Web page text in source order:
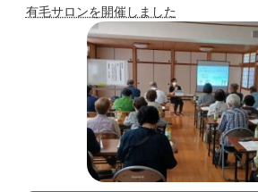
有毛サロンを開催しました